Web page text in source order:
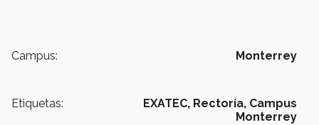
Campus: Monterrey
Etiquetas: EXATEC, Rectoría, Campus
Monterrey